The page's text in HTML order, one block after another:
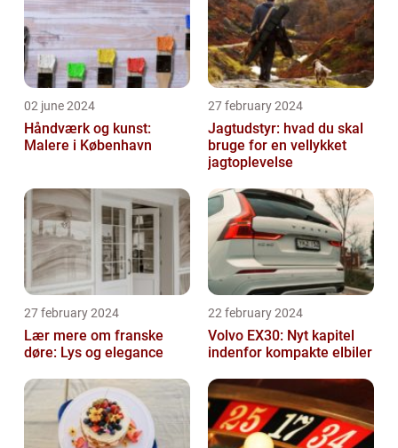
02 june 2024
Håndværk og kunst:
Malere i København
27 february 2024
Jagtudstyr: hvad du skal
bruge for en vellykket
jagtoplevelse
27 february 2024
Lær mere om franske
døre: Lys og elegance
22 february 2024
Volvo EX30: Nyt kapitel
indenfor kompakte elbiler